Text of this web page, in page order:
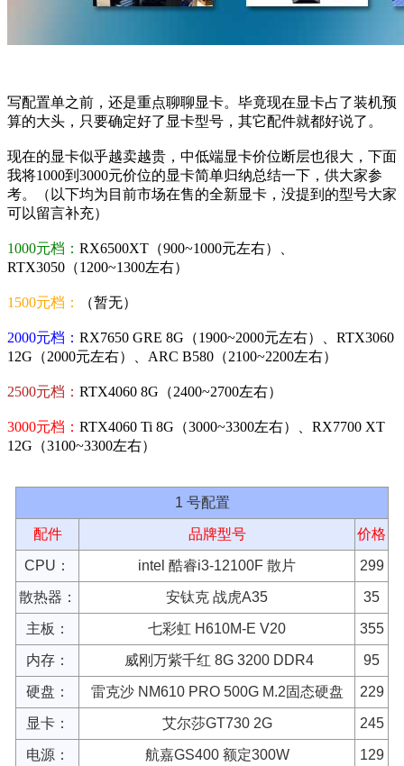
写配置单之前，还是重点聊聊显卡。毕竟现在显卡占了装机预
算的大头，只要确定好了显卡型号，其它配件就都好说了。
现在的显卡似乎越卖越贵，中低端显卡价位断层也很大，下面
我将1000到3000元价位的显卡简单归纳总结一下，供大家参
考。（以下均为目前市场在售的全新显卡，没提到的型号大家
可以留言补充）
1000元档： RX6500XT（900~1000元左右）、
RTX3050（1200~1300左右）
1500元档： （暂无）
2000元档： RX7650 GRE 8G（1900~2000元左右）、RTX3060
12G（2000元左右）、ARC B580（2100~2200左右）
2500元档： RTX4060 8G（2400~2700左右）
3000元档： RTX4060 Ti 8G（3000~3300左右）、RX7700 XT
12G（3100~3300左右）
1 号配置
配件 品牌型号 价格
CPU： intel 酷睿i3-12100F 散片 299
散热器： 安钛克 战虎A35 35
主板： 七彩虹 H610M-E V20 355
内存： 威刚万紫千红 8G 3200 DDR4 95
硬盘： 雷克沙 NM610 PRO 500G M.2固态硬盘 229
显卡： 艾尔莎GT730 2G 245
电源： 航嘉GS400 额定300W 129